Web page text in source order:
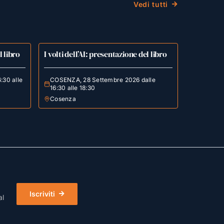
Vedi tutti
libro
alle
I volti dell’AI: presentazione del libro
COSENZA, 28 Settembre 2026 dalle
16:30 alle 18:30
Cosenza
Iscriviti